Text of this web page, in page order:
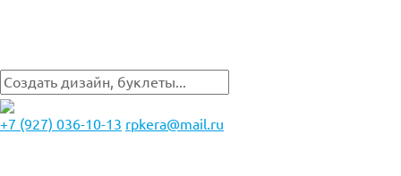
+7 (927) 036-10-13 rpkera@mail.ru